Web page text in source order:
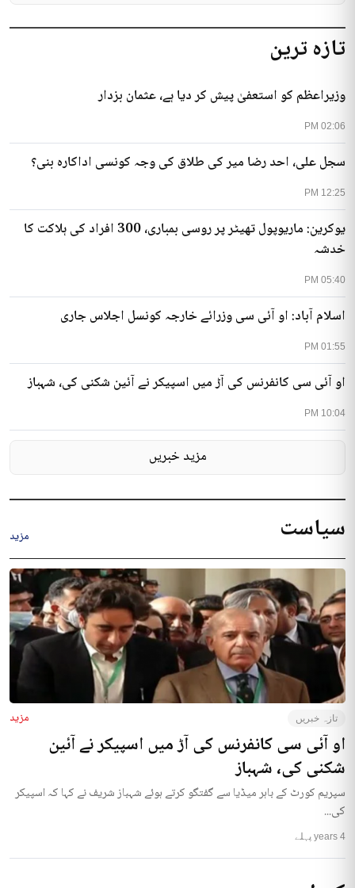
تازہ ترین
02:06 PM
وزیراعظم کو استعفیٰ پیش کر دیا ہے، عثمان بزدار
12:25 PM
سجل علی، احد رضا میر کی طلاق کی وجہ کونسی اداکارہ بنی؟
05:40 PM
یوکرین: ماریوپول تھیٹر پر روسی بمباری، 300 افراد کی ہلاکت کا
خدشہ
01:55 PM
اسلام آباد: او آئی سی وزرائے خارجہ کونسل اجلاس جاری
10:04 PM
او آئی سی کانفرنس کی آڑ میں اسپیکر نے آئین شکنی کی، شہباز
مزید خبریں
سیاست مزید
تازہ خبریں مزید
او آئی سی کانفرنس کی آڑ میں اسپیکر نے آئین
شکنی کی، شہباز
سپریم کورٹ کے باہر میڈیا سے گفتگو کرتے ہوئے شہباز شریف نے کہا کہ اسپیکر
کی...
4 years پہلے